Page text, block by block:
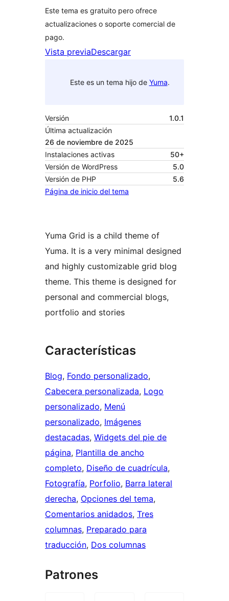
Este tema es gratuito pero ofrece
actualizaciones o soporte comercial de
pago.
Vista previaDescargar
Este es un tema hijo de Yuma.
Versión
1.0.1
Última actualización
26 de noviembre de 2025
Instalaciones activas
50+
Versión de WordPress
5.0
Versión de PHP
5.6
Página de inicio del tema
Yuma Grid is a child theme of
Yuma. It is a very minimal designed
and highly customizable grid blog
theme. This theme is designed for
personal and commercial blogs,
portfolio and stories
Características
Blog, Fondo personalizado
Cabecera personalizada, Logo
personalizado, Menú
personalizado, Imágenes
destacadas, Widgets del pie de
página, Plantilla de ancho
completo, Diseño de cuadrícula
Fotografía, Porfolio, Barra lateral
derecha, Opciones del tema
Comentarios anidados, Tres
columnas, Preparado para
traducción, Dos columnas
Patrones